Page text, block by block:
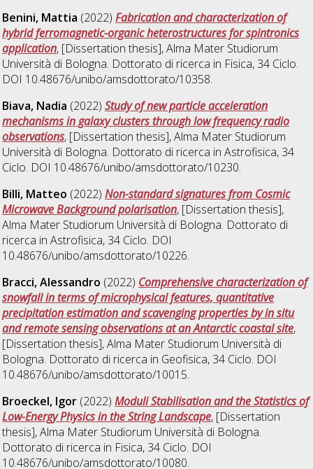
Benini, Mattia (2022)Fabrication and characterization of
hybrid ferromagnetic-organic heterostructures for spintronics
application, [Dissertation thesis], Alma Mater Studiorum
Università di Bologna. Dottorato di ricerca in Fisica, 34 Ciclo.
DOI 10.48676/unibo/amsdottorato/10358.
Biava, Nadia (2022)Study of new particle acceleration
mechanisms in galaxy clusters through low frequency radio
observations, [Dissertation thesis], Alma Mater Studiorum
Università di Bologna. Dottorato di ricerca inAstrofisica, 34
Ciclo. DOI 10.48676/unibo/amsdottorato/10230.
Billi, Matteo (2022)Non-standard signatures from Cosmic
Microwave Background polarisation, [Dissertation thesis],
Alma Mater Studiorum Università di Bologna. Dottorato di
ricerca inAstrofisica, 34 Ciclo. DOI
10.48676/unibo/amsdottorato/10226.
Bracci, Alessandro (2022) Comprehensive characterization of
snowfall in terms of microphysical features, quantitative
precipitation estimation and scavenging properties by in situ
and remote sensing observations at an Antarctic coastal site,
[Dissertation thesis], Alma Mater Studiorum Università di
Bologna. Dottorato di ricerca in Geofisica, 34 Ciclo. DOI
10.48676/unibo/amsdottorato/10015.
Broeckel, Igor (2022)Moduli Stabilisation and the Statistics of
Low-Energy Physics in the String Landscape, [Dissertation
thesis], Alma Mater Studiorum Università di Bologna.
Dottorato di ricerca in Fisica, 34 Ciclo. DOI
10.48676/unibo/amsdottorato/10080.